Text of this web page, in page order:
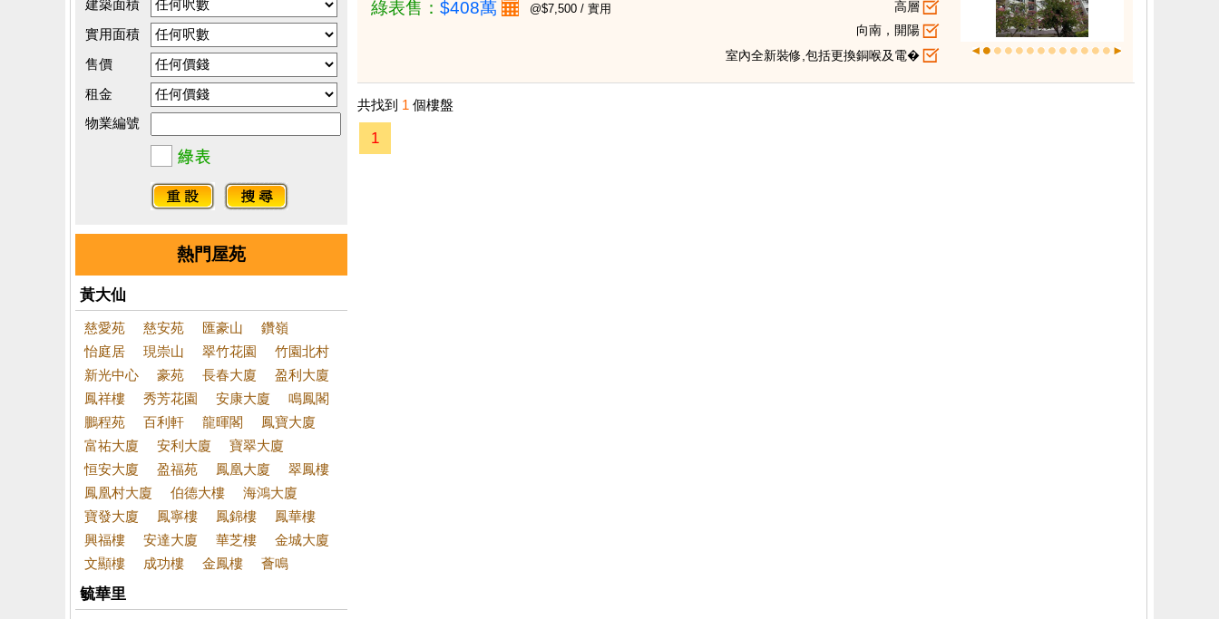
建築面積
實用面積
售價
租金
物業編號
熱門屋苑
黃大仙
慈愛苑 慈安苑 匯豪山
鑽嶺
怡庭居
現崇山 翠竹花園
竹園北村
新光中心
豪苑 長春大廈
盈利大廈
鳳祥樓
秀芳花園 安康大廈
鳴鳳閣
鵬程苑
百利軒 龍暉閣
鳳寶大廈
富祐大廈
安利大廈
寶翠大廈
恒安大廈
盈福苑 鳳凰大廈
翠鳳樓
鳳凰村大廈
伯德大樓
海鴻大廈
寶發大廈
鳳寧樓 鳳錦樓
鳳華樓
興福樓
安達大廈 華芝樓
金城大廈
文顯樓
成功樓 金鳳樓 薈鳴
毓華里
綠表售： $408萬 @$7,500 / 實用
高層
向南，開陽
室內全新裝修,包括更換銅喉及電�
共找到 1 個樓盤
1